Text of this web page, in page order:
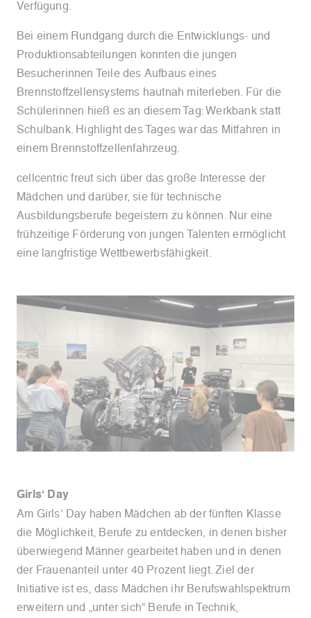
Verfügung.
Bei einem Rundgang durch die Entwicklungs- und
Produktionsabteilungen konnten die jungen
Besucherinnen Teile des Aufbaus eines
Brennstoffzellensystems hautnah miterleben. Für die
Schülerinnen hieß es an diesem Tag: Werkbank statt
Schulbank. Highlight des Tages war das Mitfahren in
einem Brennstoffzellenfahrzeug.
cellcentric freut sich über das große Interesse der
Mädchen und darüber, sie für technische
Ausbildungsberufe begeistern zu können. Nur eine
frühzeitige Förderung von jungen Talenten ermöglicht
eine langfristige Wettbewerbsfähigkeit.
Girls‘ Day
Am Girls‘ Day haben Mädchen ab der fünften Klasse
die Möglichkeit, Berufe zu entdecken, in denen bisher
überwiegend Männer gearbeitet haben und in denen
der Frauenanteil unter 40 Prozent liegt. Ziel der
Initiative ist es, dass Mädchen ihr Berufswahlspektrum
erweitern und „unter sich“ Berufe in Technik,